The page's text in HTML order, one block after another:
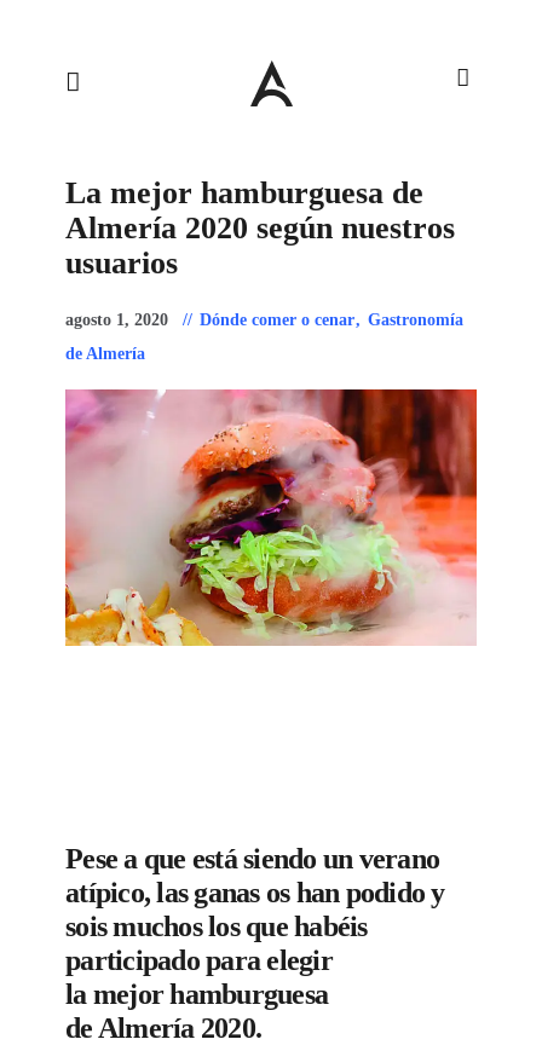
La mejor hamburguesa de
Almería 2020 según nuestros
usuarios
agosto 1, 2020 Dónde comer o cenar, Gastronomía
de Almería
Pese a que está siendo un verano
atípico, las ganas os han podido y
sois muchos los que habéis
participado para elegir
la mejor hamburguesa
de Almería 2020.